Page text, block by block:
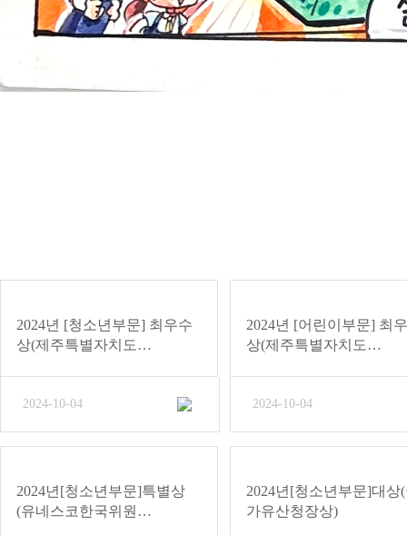
2024년 [청소년부문] 최우수
상(제주특별자치도…
2024-10-04
2024년 [어린이부문] 최
상(제주특별자치도…
2024-10-04
2024년[청소년부문]특별상
(유네스코한국위원…
2024년[청소년부문]대상
가유산청장상)